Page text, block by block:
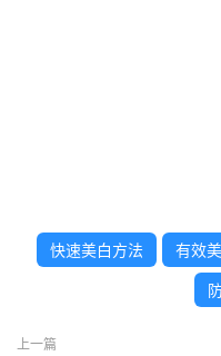
快速美白方法 有效
上一篇